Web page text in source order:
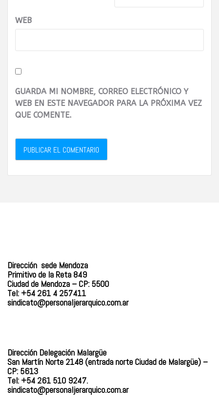
WEB
GUARDA MI NOMBRE, CORREO ELECTRÓNICO Y
WEB EN ESTE NAVEGADOR PARA LA PRÓXIMA VEZ
QUE COMENTE.
Dirección sede Mendoza
Primitivo de la Reta 849
Ciudad de Mendoza – CP: 5500
Tel: +54 261 4 257411
sindicato@personaljerarquico.com.ar
Dirección Delegación Malargüe
San Martín Norte 2148 (entrada norte Ciudad de Malargüe) –
CP: 5613
Tel: +54 261 510 9247.
sindicato@personaljerarquico.com.ar